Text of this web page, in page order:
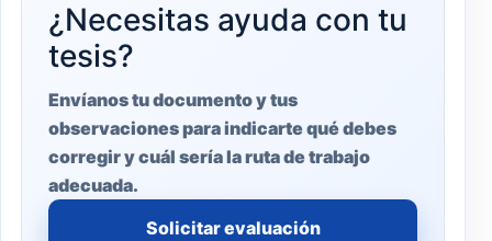
¿Necesitas ayuda con tu
tesis?
Envíanos tu documento y tus
observaciones para indicarte qué debes
corregir y cuál sería la ruta de trabajo
adecuada.
Solicitar evaluación